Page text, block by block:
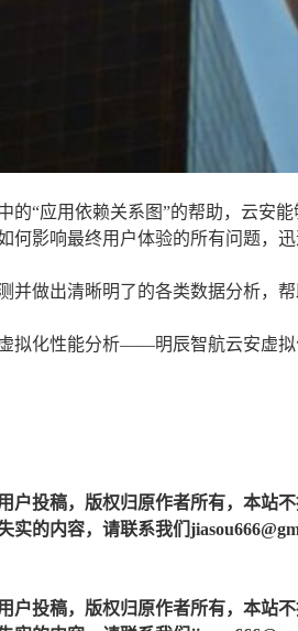
的“应用依赖关系图”的帮助，云安
何影响最终用户体验的所有问题，迅
并做出清晰明了的各类数据分析，
拟化性能分析——明辰智航云安虚
户投稿，版权归原作者所有，本站
实的内容，请联系我们
户投稿，版权归原作者所有，本站